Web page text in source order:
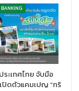
ะเทศไทย จับมือ
ปิดตัวแคมเปญ “ทริ